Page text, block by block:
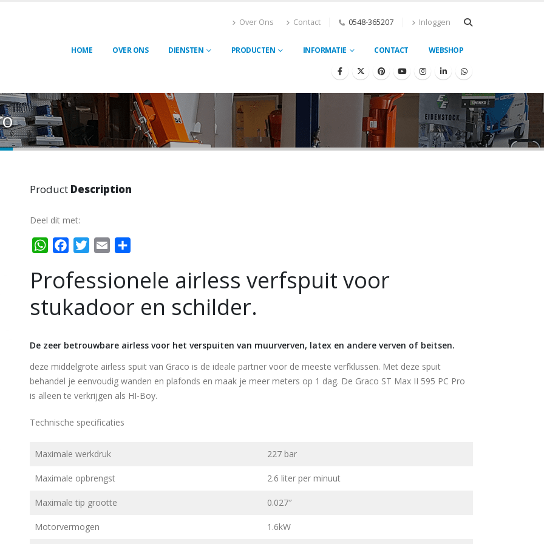
Over Ons Contact 0548-365207 Inloggen
HOME OVER ONS DIENSTEN PRODUCTEN INFORMATIE CONTACT WEBSHOP
Product Description
Deel dit met:
WhatsAppFacebookTwitterEmail
Professionele airless verfspuit voor
stukadoor en schilder.
De zeer betrouwbare airless voor het verspuiten van muurverven, latex en andere verven of beitsen.
deze middelgrote airless spuit van Graco is de ideale partner voor de meeste verfklussen. Met deze spuit
behandel je eenvoudig wanden en plafonds en maak je meer meters op 1 dag. De Graco ST Max II 595 PC Pro
is alleen te verkrijgen als HI-Boy.
Technische specificaties
Maximale werkdruk 227 bar
Maximale opbrengst 2.6 liter per minuut
Maximale tip grootte 0.027″
Motorvermogen 1.6kW